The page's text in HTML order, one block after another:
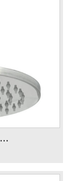
DGC CABEZA DUCHA LLUVIA REDONDA DG5D354G-CR CROMO SSR08